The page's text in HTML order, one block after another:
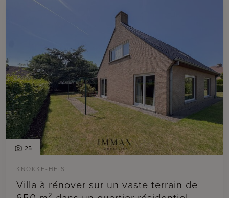
25
KNOKKE-HEIST
Villa à rénover sur un vaste terrain de